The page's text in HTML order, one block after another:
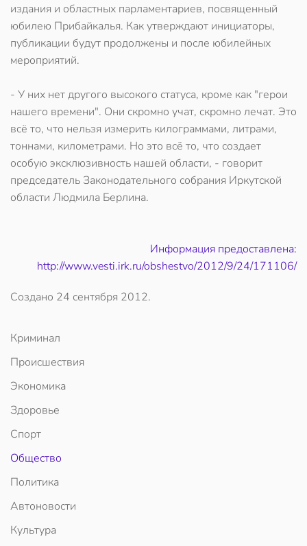
издания и областных парламентариев, посвященный
юбилею Прибайкалья. Как утверждают инициаторы,
публикации будут продолжены и после юбилейных
мероприятий.
- У них нет другого высокого статуса, кроме как "герои
нашего времени". Они скромно учат, скромно лечат. Это
всё то, что нельзя измерить килограммами, литрами,
тоннами, километрами. Но это всё то, что создает
особую эксклюзивность нашей области, - говорит
председатель Законодательного собрания Иркутской
области Людмила Берлина.
Информация предоставлена:
http://www.vesti.irk.ru/obshestvo/2012/9/24/171106/
Создано 24 сентября 2012.
Криминал
Происшествия
Экономика
Здоровье
Спорт
Общество
Политика
Автоновости
Культура